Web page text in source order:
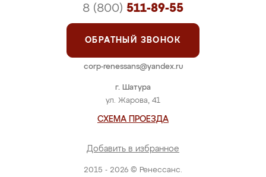
2015 - 2026 © Ренессанс.
г. Шатура
ул. Жарова, 41
СХЕМА ПРОЕЗДА
Добавить в избранное
8 (800) 511-89-55
ОБРАТНЫЙ ЗВОНОК
corp-renessans@yandex.ru